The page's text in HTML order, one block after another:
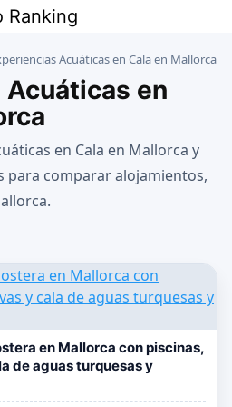
Ranking
Acuáticas en Cala en Mallorca
en
en Cala en Mallorca y
para comparar alojamientos,
en Mallorca con piscinas,
de aguas turquesas y